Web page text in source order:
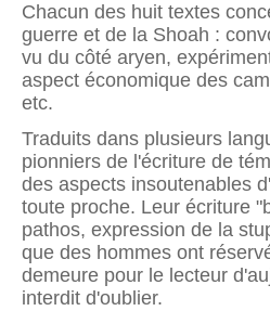
Chacun des huit textes
guerre et de la Shoah :
vu du côté aryen,
aspect économique des
etc.
Traduits dans plusieurs
pionniers de l'écriture de
des aspects insoutenables
toute proche. Leur écriture
pathos, expression de la
que des hommes ont
demeure pour le lecteur
interdit d'oublier.